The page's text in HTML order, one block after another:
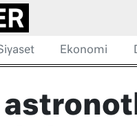
Ekonomi